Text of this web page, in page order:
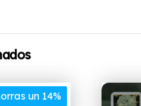
un 14%